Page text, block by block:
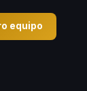
equipo